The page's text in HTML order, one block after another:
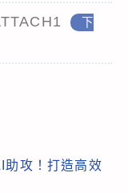
下
助攻！打造高效